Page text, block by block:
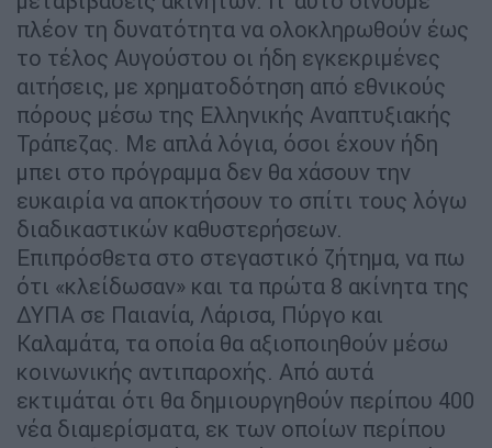
πλέον τη δυνατότητα να ολοκληρωθούν έως
το τέλος Αυγούστου οι ήδη εγκεκριμένες
αιτήσεις, με χρηματοδότηση από εθνικούς
πόρους μέσω της Ελληνικής Αναπτυξιακής
Τράπεζας. Με απλά λόγια, όσοι έχουν ήδη
μπει στο πρόγραμμα δεν θα χάσουν την
ευκαιρία να αποκτήσουν το σπίτι τους λόγω
διαδικαστικών καθυστερήσεων.
Επιπρόσθετα στο στεγαστικό ζήτημα, να πω
ότι «κλείδωσαν» και τα πρώτα 8 ακίνητα της
ΔΥΠΑ σε Παιανία, Λάρισα, Πύργο και
Καλαμάτα, τα οποία θα αξιοποιηθούν μέσω
κοινωνικής αντιπαροχής. Από αυτά
εκτιμάται ότι θα δημιουργηθούν περίπου 400
νέα διαμερίσματα, εκ των οποίων περίπου